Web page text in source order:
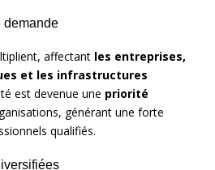
demande
affectant les entreprises,
et les infrastructures
est devenue une priorité
générant une forte
qualifiés.